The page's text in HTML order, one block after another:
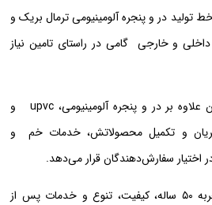
تولید در و پنجره آلومینیومی ترمال بریک و
و خارجی گامی در راستای تامین نیاز
در حال حاضر شرکت چهلستون علاوه بر در و پنجره آلومینیومی، upvc و
و تکمیل محصولاتش، خدمات خم و
اختیار سفارش‌دهندگان قرار می‌دهد.
در این مجموعه، تخصص، تجربه ۵۰ ساله، کیفیت، تنوع و خدمات پس از